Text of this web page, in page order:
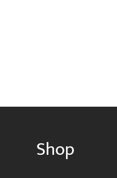
Shop